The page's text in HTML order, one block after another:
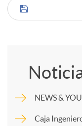
C
p
NEWS & YOU
Caja